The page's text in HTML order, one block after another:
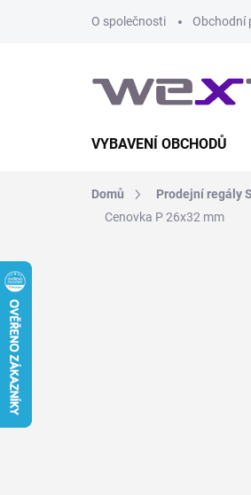
O společnosti Obchodní
VYBAVENÍ OBCHODŮ
Domů Prodejní regály
Cenovka P 26x32 mm